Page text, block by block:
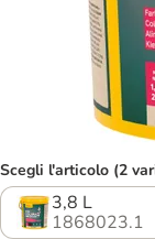
Scegli l'articolo (2
3,8 L
1868023.1